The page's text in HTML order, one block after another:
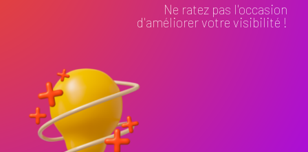
Ne ratez pas l'occasion
d'améliorer votre visibilité !